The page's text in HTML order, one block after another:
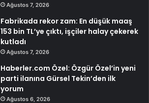
Ağustos 7, 2026
Fabrikada rekor zam: En düşük maaş
153 bin TL’ye çıktı, işçiler halay çekerek
kutladı
Ağustos 7, 2026
Haberler.com Özel: Özgür Özel’in yeni
parti ilanına Gürsel Tekin’den ilk
yorum
Ağustos 6, 2026